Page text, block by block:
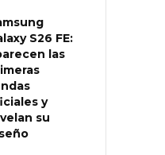
S26 FE:
las
y
su